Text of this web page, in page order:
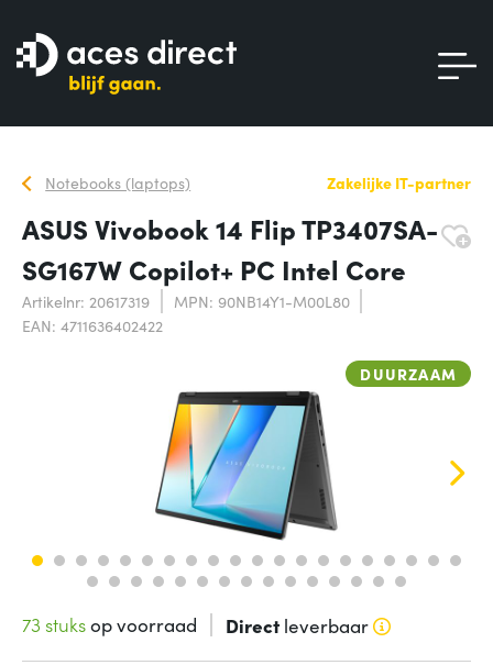
Notebooks (laptops) Zakelijke IT-partner
ASUS Vivobook 14 Flip TP3407SA-
SG167W Copilot+ PC Intel Core
Artikelnr: 20617319
MPN: 90NB14Y1-M00L80
EAN: 4711636402422
DUURZAAM
73 stuksop voorraad Directleverbaar